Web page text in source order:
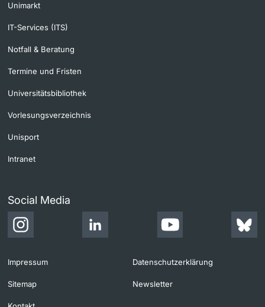
Unimarkt
IT-Services (ITS)
Notfall & Beratung
Termine und Fristen
Universitätsbibliothek
Vorlesungsverzeichnis
Unisport
Intranet
Social Media
Impressum Datenschutzerklärung
Sitemap Newsletter